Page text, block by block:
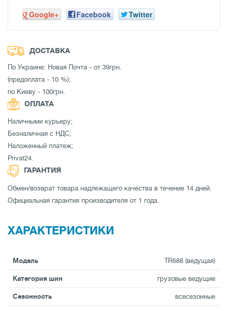
Google+ Facebook Twitter
ДОСТАВКА
По Украине: Новая Почта - от 39грн.
(предоплата - 10 %);
по Киеву - 100грн.
ОПЛАТА
Наличными курьеру;
Безналичная с НДС;
Наложенный платеж;
Privat24.
ГАРАНТИЯ
Обмен/возврат товара надлежащего качества в течение 14 дней.
Официальная гарантия производителя от 1 года.
ХАРАКТЕРИСТИКИ
Модель TR688 (ведущая)
Категория шин грузовые ведущие
Сезонность всесезонные